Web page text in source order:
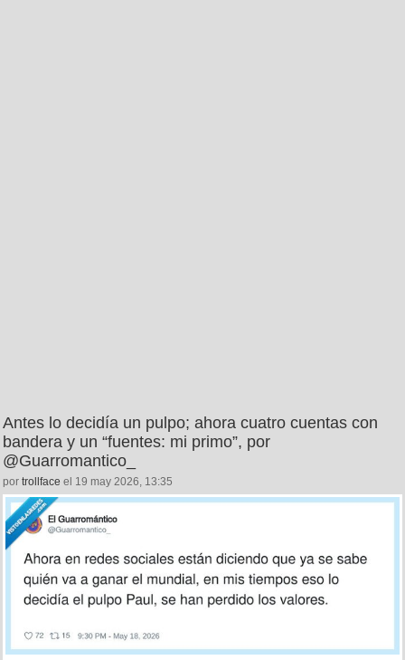
Antes lo decidía un pulpo; ahora cuatro cuentas con
bandera y un “fuentes: mi primo”, por
@Guarromantico_
por trollface el 19 may 2026, 13:35